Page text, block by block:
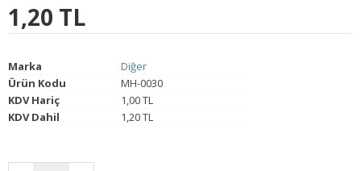
1,20 TL
Marka
Diğer
Ürün Kodu
MH-0030
KDV Hariç
1,00 TL
KDV Dahil
1,20 TL